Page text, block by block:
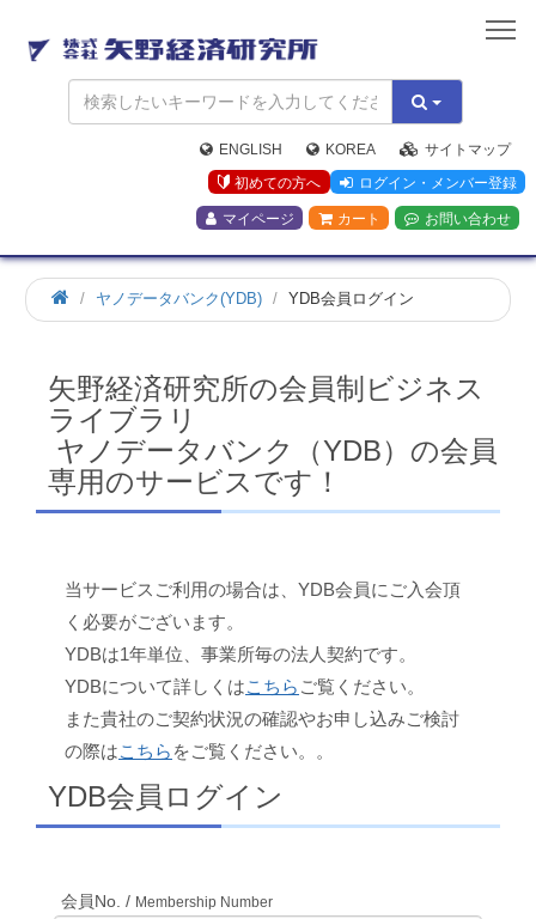
矢
野
経
済
研
究
所
ENGLISH KOREA
サイトマップ
初めての方へ
ログイン・メンバー登録
マイページ カート お問い合わせ
ホ
ー
ヤノデータバンク(YDB) YDB会員ログイン
矢野経済研究所の会員制ビジネス
ライブラリ
ヤノデータバンク（YDB）の会員
専用のサービスです！
当サービスご利用の場合は、YDB会員にご入会頂
く必要がございます。
YDBは1年単位、事業所毎の法人契約です。
YDBについて詳しくはこちら ご覧ください。
また貴社のご契約状況の確認やお申し込みご検討
の際はこちら をご覧ください。。
YDB会員ログイン
会員No. / Membership Number